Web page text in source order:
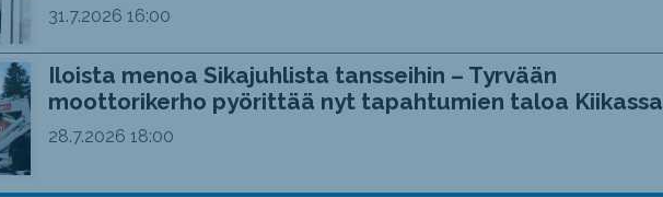
31.7.2026 16:00
Iloista menoa Sikajuhlista tansseihin – Tyrvään
moottorikerho pyörittää nyt tapahtumien taloa Kiikassa
28.7.2026 18:00